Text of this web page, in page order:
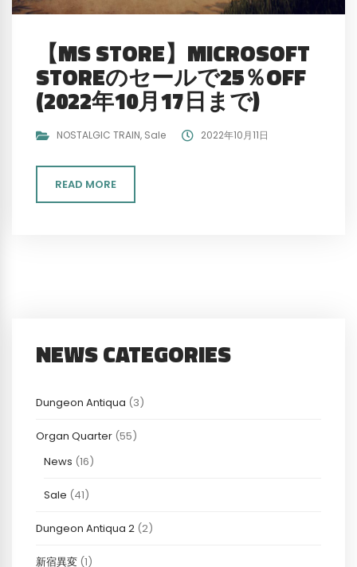
【MS STORE】MICROSOFT
STOREのセールで25％OFF
(2022年10月17日まで)
NOSTALGIC TRAIN, Sale 2022年10月11日
READ MORE
NEWS CATEGORIES
Dungeon Antiqua (3)
Organ Quarter (55)
News (16)
Sale (41)
Dungeon Antiqua 2 (2)
新宿異変 (1)